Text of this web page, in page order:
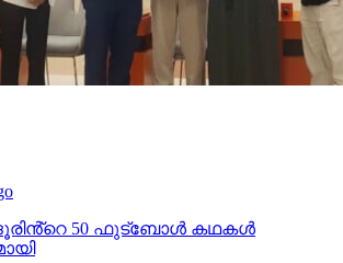
50 ഫുട്ബോൾ കഥകൾ